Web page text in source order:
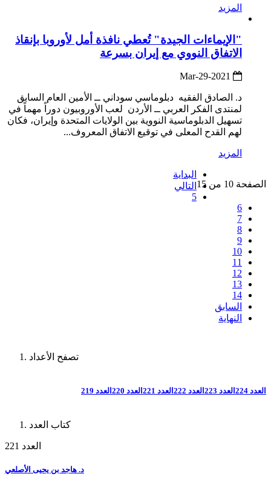
المزيد
"الإيماءات الجيدة" تُعطي نافذة أمل لأوروبا بإنقاذ
الاتفاق النووي مع إيران بسرعة
د. الصادق الفقيه دبلوماسي سوداني ــ الأمين العام السابق
لمنتدى الفكر العربي ــ الأردن لعب الأوروبيون دوراً مهماً في
تسهيل الدبلوماسية النووية بين الولايات المتحدة وإيران، فكان
لهم القدح المعلى في توقيع الاتفاق المعروف...
المزيد
الصفحة 10 من 15
البداية
التالي
5
6
7
8
9
10
11
12
13
14
السابق
النهاية
تصفح الأعداد
العدد 224 العدد 223 العدد 222 العدد 221 العدد 220 العدد 219
كتاب العدد
العدد 221
د. هاجد بن يحيى الأصلعي